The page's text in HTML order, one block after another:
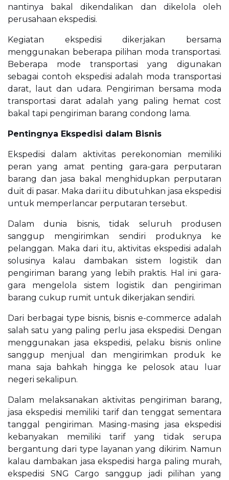
nantinya bakal dikendalikan dan dikelola oleh
perusahaan ekspedisi.
Kegiatan ekspedisi dikerjakan bersama
menggunakan beberapa pilihan moda transportasi.
Beberapa mode transportasi yang digunakan
sebagai contoh ekspedisi adalah moda transportasi
darat, laut dan udara. Pengiriman bersama moda
transportasi darat adalah yang paling hemat cost
bakal tapi pengiriman barang condong lama.
Pentingnya Ekspedisi dalam Bisnis
Ekspedisi dalam aktivitas perekonomian memiliki
peran yang amat penting gara-gara perputaran
barang dan jasa bakal menghidupkan perputaran
duit di pasar. Maka dari itu dibutuhkan jasa ekspedisi
untuk memperlancar perputaran tersebut.
Dalam dunia bisnis, tidak seluruh produsen
sanggup mengirimkan sendiri produknya ke
pelanggan. Maka dari itu, aktivitas ekspedisi adalah
solusinya kalau dambakan sistem logistik dan
pengiriman barang yang lebih praktis. Hal ini gara-
gara mengelola sistem logistik dan pengiriman
barang cukup rumit untuk dikerjakan sendiri.
Dari berbagai type bisnis, bisnis e-commerce adalah
salah satu yang paling perlu jasa ekspedisi. Dengan
menggunakan jasa ekspedisi, pelaku bisnis online
sanggup menjual dan mengirimkan produk ke
mana saja bahkah hingga ke pelosok atau luar
negeri sekalipun.
Dalam melaksanakan aktivitas pengiriman barang,
jasa ekspedisi memiliki tarif dan tenggat sementara
tanggal pengiriman. Masing-masing jasa ekspedisi
kebanyakan memiliki tarif yang tidak serupa
bergantung dari type layanan yang dikirim. Namun
kalau dambakan jasa ekspedisi harga paling murah,
ekspedisi SNG Cargo sanggup jadi pilihan yang